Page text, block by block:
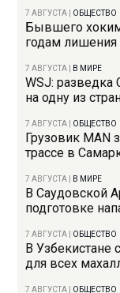
7 АВГУСТА ОБЩЕСТВО
Бывшего
годам
7 АВГУСТА В МИРЕ
WSJ:
на одну из
7 АВГУСТА ОБЩЕСТВО
Грузовик MAN
трассе в
7 АВГУСТА В МИРЕ
В Саудовской
подготовке
7 АВГУСТА ОБЩЕСТВО
В Узбекистане
для всех
7 АВГУСТА ОБЩЕСТВО